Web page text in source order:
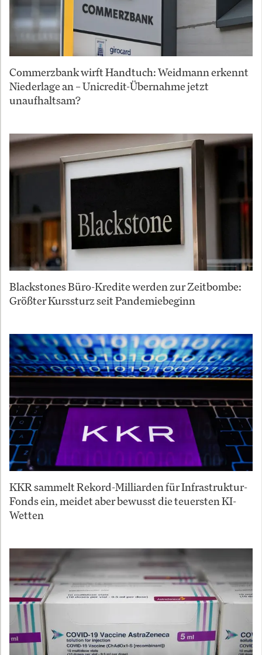
Commerzbank wirft Handtuch: Weidmann erkennt
Niederlage an – Unicredit-Übernahme jetzt
unaufhaltsam?
Blackstones Büro-Kredite werden zur Zeitbombe:
Größter Kurssturz seit Pandemiebeginn
KKR sammelt Rekord-Milliarden für Infrastruktur-
Fonds ein, meidet aber bewusst die teuersten KI-
Wetten